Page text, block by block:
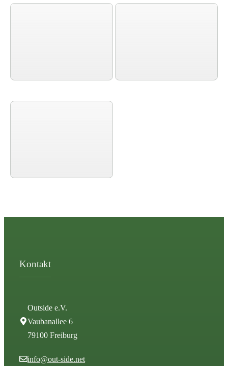
Kontakt
Outside e.V.
Vaubanallee 6
79100 Freiburg
info@out-side.net